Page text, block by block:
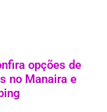
opções de
no Manaira e